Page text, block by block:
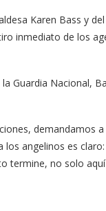
Karen Bass y
inmediato de los
Guardia Nacional,
demandamos
angelinos es
termine, no solo